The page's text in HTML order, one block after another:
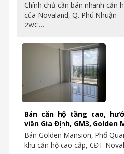
Chính chủ cần bán nhanh căn
của Novaland, Q. Phú Nhuận
2WC…
Bán căn hộ tầng cao,
viên Gia Định, GM3, Golden
Bán Golden Mansion, Phổ
khu căn hộ cao cấp, CĐT